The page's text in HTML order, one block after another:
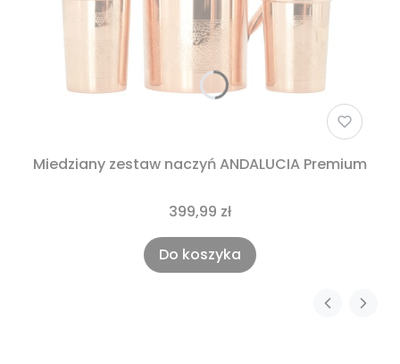
Miedziany zestaw naczyń ANDALUCIA Premium
399,99 zł
Do koszyka